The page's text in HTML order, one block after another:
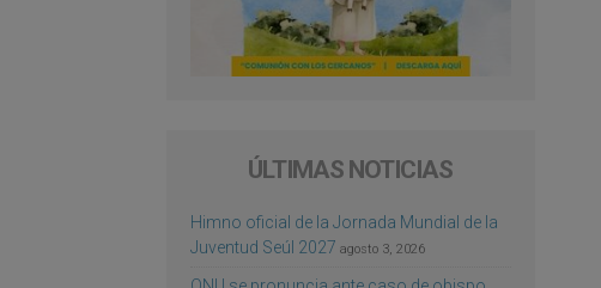
ÚLTIMAS NOTICIAS
Himno oficial de la Jornada Mundial de la
Juventud Seúl 2027 agosto 3, 2026